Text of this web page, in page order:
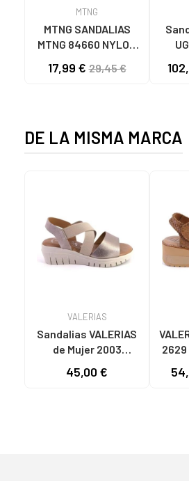
MTNG
MTNG SANDALIAS
MTNG 84660 NYLON
C59785 - - NYLON
17,99 €29,45 €
DE LA MISMA MARCA
VALERIAS
Sandalias VALERIAS
de Mujer 2003
PIEL PLATINO
45,00 €
2629